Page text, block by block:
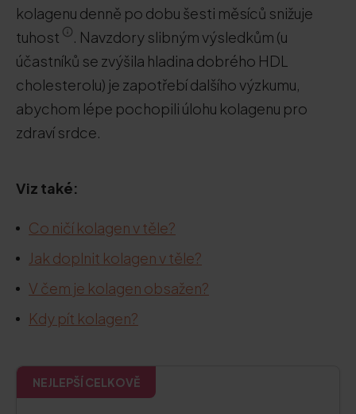
kolagenu denně po dobu šesti měsíců snižuje
tuhost
. Navzdory slibným výsledkům (u
účastníků se zvýšila hladina dobrého HDL
cholesterolu) je zapotřebí dalšího výzkumu,
abychom lépe pochopili úlohu kolagenu pro
zdraví srdce.
Viz také:
Co ničí kolagen v těle?
Jak doplnit kolagen v těle?
V čem je kolagen obsažen?
Kdy pít kolagen?
NEJLEPŠÍ CELKOVĚ